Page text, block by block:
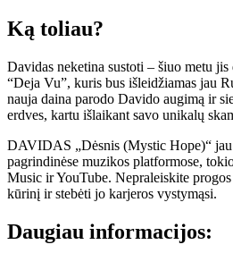
Ką toliau?
Davidas neketina sustoti – šiuo metu
“Deja Vu”, kuris bus išleidžiamas jau
nauja daina parodo Davido augimą ir
erdves, kartu išlaikant savo unikalų
DAVIDAS „Dėsnis (Mystic Hope)“ jau
pagrindinėse muzikos platformose,
Music ir YouTube. Nepraleiskite
kūrinį ir stebėti jo karjeros vystymąsi.
Daugiau informacijos: